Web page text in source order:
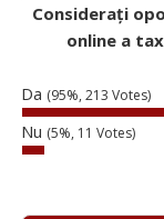
Considerați
online a
Da (95%, 213 Votes)
Nu (5%, 11 Votes)